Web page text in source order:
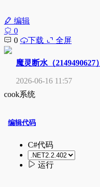
编辑
0
0
下载 全屏
魔灵断水（2149490627）
2026-06-16 11:57
cook系统